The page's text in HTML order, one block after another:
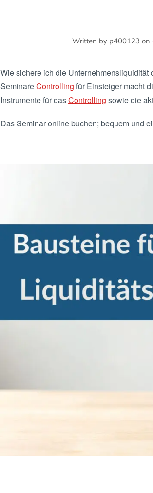
Written by p400123 on
Wie sichere ich die
SeminareControlling für Einsteiger macht
Instrumente für dasControlling sowie die
Das Seminar online buchen; bequem und